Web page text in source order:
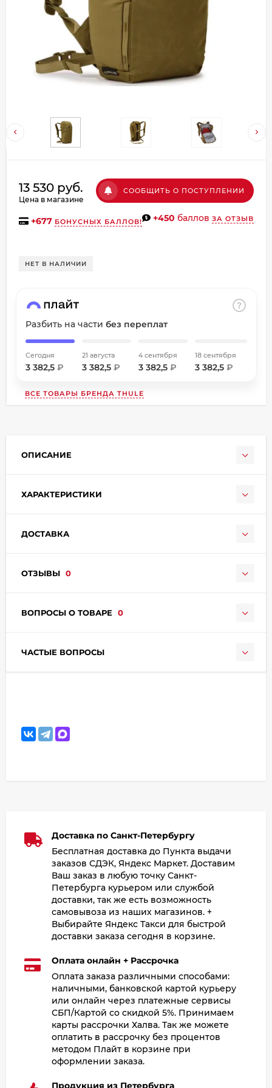
13 530 руб.
Цена в магазине
СООБЩИТЬ О ПОСТУПЛЕНИИ
+677 БОНУСНЫХ БАЛЛОВ! +450 баллов ЗА ОТЗЫВ
НЕТ В НАЛИЧИИ
Разбить на части без переплат
Сегодня
3 382,5 ₽
21 августа
3 382,5 ₽
4 сентября
3 382,5 ₽
18 сентября
3 382,5₽
ВСЕ ТОВАРЫ БРЕНДА THULE
ОПИСАНИЕ
ХАРАКТЕРИСТИКИ
ДОСТАВКА
ОТЗЫВЫ 0
ВОПРОСЫ О ТОВАРЕ 0
ЧАСТЫЕ ВОПРОСЫ
Добавляйте товары
в корзину
Оплачивайте сегодня только
% картой любого банка
Получайте товар
выбранный способом
Оставшиеся75% будут
списыватьсяс вашей карты
каждые 2 недели
Подробнее
25
2 недели
раз в 2 недели
8 800 302-02-51
Доставка по Санкт-Петербургу
Бесплатная доставка до Пункта выдачи
заказов СДЭК, Яндекс Маркет. Доставим
Ваш заказ в любую точку Санкт-
Петербурга курьером или службой
доставки, так же есть возможность
самовывоза из наших магазинов. +
Выбирайте Яндекс Такси для быстрой
доставки заказа сегодня в корзине.
Оплата онлайн + Рассрочка
Оплата заказа различными способами:
наличными, банковской картой курьеру
или онлайн через платежные сервисы
СБП/Картой со скидкой 5%. Принимаем
карты рассрочки Халва. Так же можете
оплатить в рассрочку без процентов
методом Плайт в корзине при
оформлении заказа.
Продукция из Петербурга